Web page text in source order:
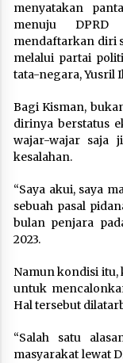
menyatakan
menuju
mendaftarkan diri
melalui partai
tata-negara, Yusril
Bagi Kisman,
dirinya berstatus
wajar-wajar saja
kesalahan.
“Saya akui, saya
sebuah pasal
bulan penjara
2023.
Namun kondisi
untuk
Hal tersebut
“Salah satu
masyarakat lewat